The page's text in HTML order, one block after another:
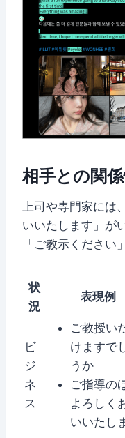
相手との関
上司や専門家には
いいたします」が
「ご教示ください
状
況
表現例
ビ
ジ
ネ
ス
ご教授い
けますで
うか
ご指導の
よろしく
いいたし